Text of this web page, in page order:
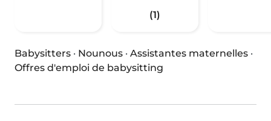
(1)
Babysitters · Nounous · Assistantes maternelles ·
Offres d'emploi de babysitting